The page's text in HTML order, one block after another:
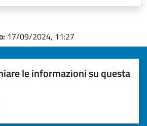
17/09/2024, 11:27
le informazioni su questa
informazioni (da 1 a 5 stelle)
di stelle per valutare la chiarezza delle
5 stelle su 5
stelle su 5
su 5
5